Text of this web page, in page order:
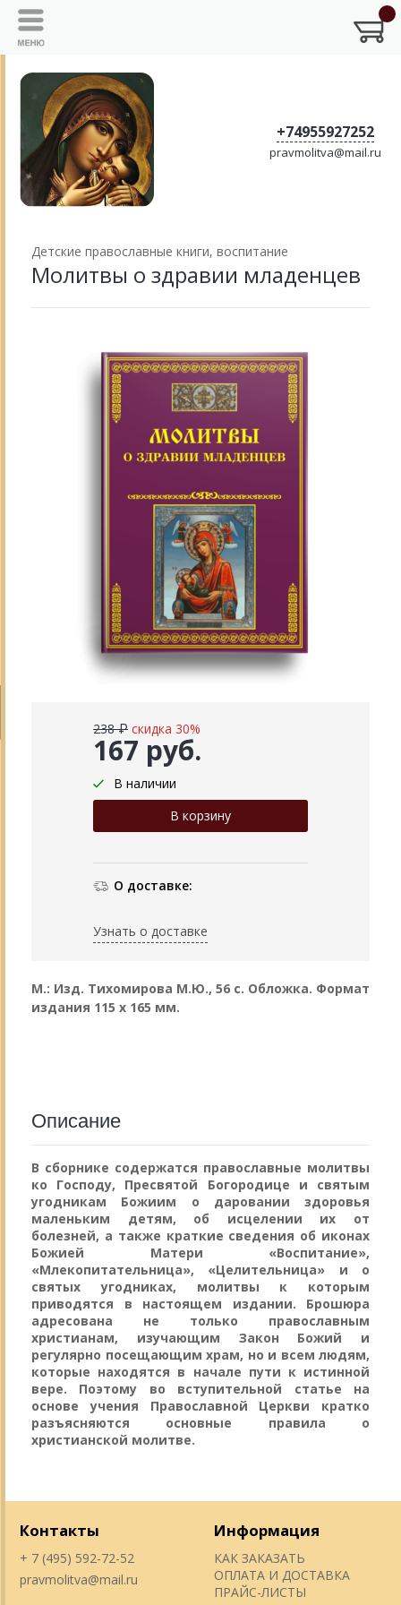
+74955927252
pravmolitva@mail.ru
Детские православные книги, воспитание
Молитвы о здравии младенцев
167 руб.
238 ₽ скидка 30%
В наличии
О доставке:
Узнать о доставке
М.: Изд. Тихомирова М.Ю., 56 с. Обложка. Формат
издания 115 х 165 мм.
Описание
В сборнике содержатся православные молитвы
ко Господу, Пресвятой Богородице и святым
угодникам Божиим о даровании здоровья
маленьким детям, об исцелении их от
болезней, а также краткие сведения об иконах
Божией Матери «Воспитание»,
«Млекопитательница», «Целительница» и о
святых угодниках, молитвы к которым
приводятся в настоящем издании. Брошюра
адресована не только православным
христианам, изучающим Закон Божий и
регулярно посещающим храм, но и всем людям,
которые находятся в начале пути к истинной
вере. Поэтому во вступительной статье на
основе учения Православной Церкви кратко
разъясняются основные правила о
христианской молитве.
Контакты
+ 7 (495) 592-72-52
pravmolitva@mail.ru
Информация
КАК ЗАКАЗАТЬ
ОПЛАТА И ДОСТАВКА
ПРАЙС-ЛИСТЫ